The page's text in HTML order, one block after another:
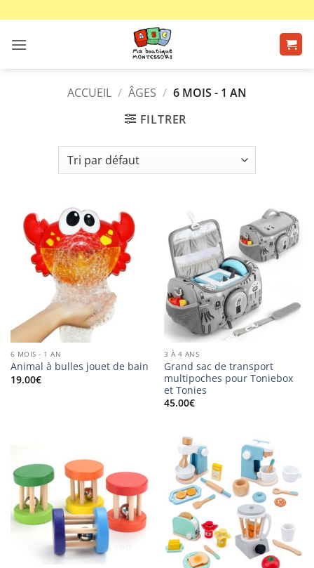
contenu
ACCUEIL / ÂGES / 6 MOIS - 1 AN
FILTRER
6 MOIS - 1 AN
Animal à bulles jouet de bain
19.00€
3 À 4 ANS
Grand sac de transport
multipoches pour Toniebox
et Tonies
45.00€